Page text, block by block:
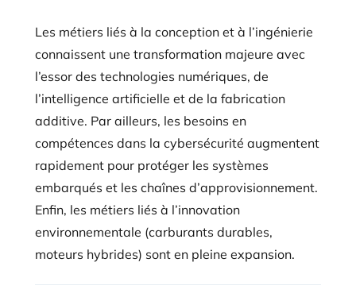
Les métiers liés à la conception et à l’ingénierie
connaissent une transformation majeure avec
l’essor des technologies numériques, de
l’intelligence artificielle et de la fabrication
additive. Par ailleurs, les besoins en
compétences dans la cybersécurité augmentent
rapidement pour protéger les systèmes
embarqués et les chaînes d’approvisionnement.
Enfin, les métiers liés à l’innovation
environnementale (carburants durables,
moteurs hybrides) sont en pleine expansion.